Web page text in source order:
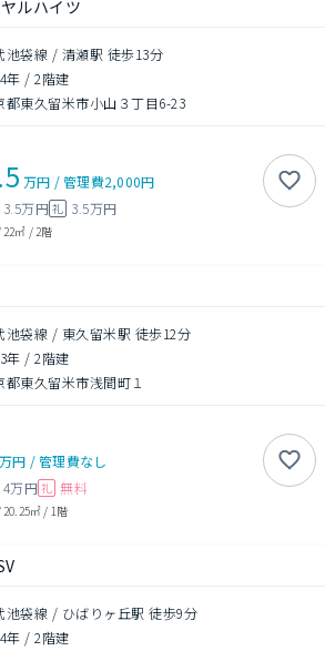
ルハイツ
池袋線 / 清瀬駅 徒歩13分
年 /2階建
都東久留米市小山３丁目6-23
万円 /管理費2,000円
3.5万円礼 3.5万円
22㎡ / 2階
池袋線 / 東久留米駅 徒歩12分
年 /2階建
都東久留米市浅間町１
万円 /管理費なし
4万円 礼 無料
20.25㎡ / 1階
池袋線 / ひばりヶ丘駅 徒歩9分
年 /2階建